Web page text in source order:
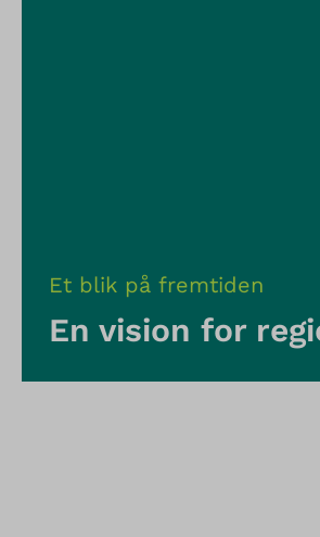
Et blik på fremtiden
En vision for